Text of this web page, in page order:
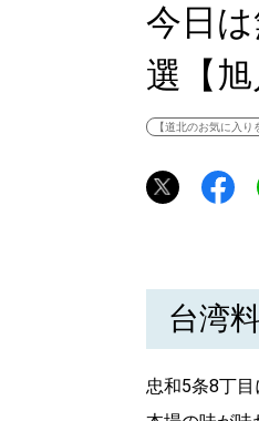
今日
選【旭
【道北のお気に入り
台湾
忠和5条8丁目